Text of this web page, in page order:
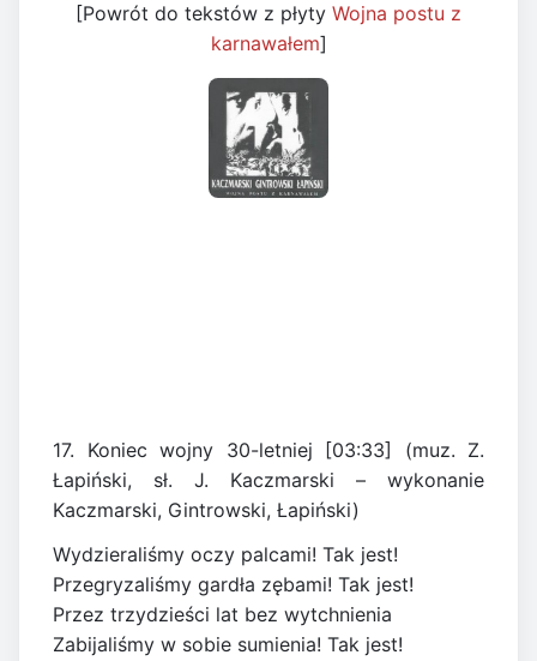
[Powrót do tekstów z płyty Wojna postu z
karnawałem]
17. Koniec wojny 30-letniej [03:33] (muz. Z.
Łapiński, sł. J. Kaczmarski – wykonanie
Kaczmarski, Gintrowski, Łapiński)
Wydzieraliśmy oczy palcami! Tak jest!
Przegryzaliśmy gardła zębami! Tak jest!
Przez trzydzieści lat bez wytchnienia
Zabijaliśmy w sobie sumienia! Tak jest!